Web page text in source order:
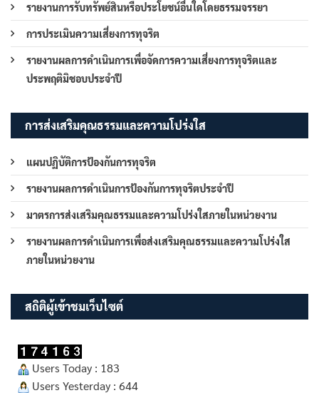
รายงานการรับทรัพย์สินหรือประโยชน์อื่นใดโดยธรรมจรรยา
การประเมินความเสี่ยงการทุจริต
รายงานผลการดำเนินการเพื่อจัดการความเสี่ยงการทุจริตและ
ประพฤติมิชอบประจำปี
การส่งเสริมคุณธรรมและความโปร่งใส
แผนปฏิบัติการป้องกันการทุจริต
รายงานผลการดำเนินการป้องกันการทุจริตประจำปี
มาตรการส่งเสริมคุณธรรมและความโปร่งใสภายในหน่วยงาน
รายงานผลการดำเนินการเพื่อส่งเสริมคุณธรรมและความโปร่งใส
ภายในหน่วยงาน
สถิติผู้เข้าชมเว็บไซต์
Users Today : 183
Users Yesterday : 644